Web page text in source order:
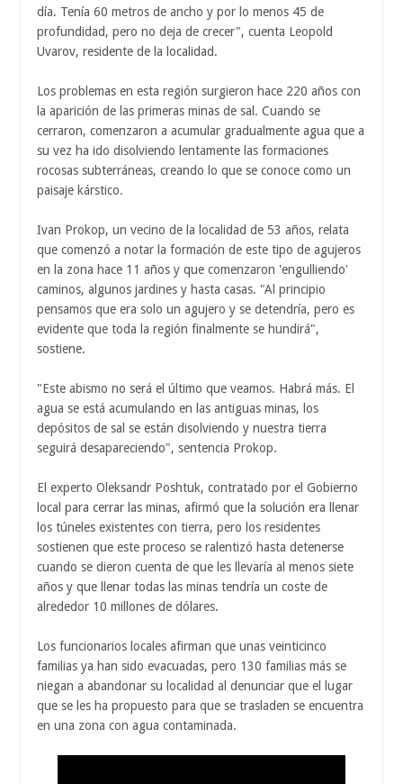
día. Tenía 60 metros de ancho y por lo menos 45 de
profundidad, pero no deja de crecer", cuenta Leopold
Uvarov, residente de la localidad.
Los problemas en esta región surgieron hace 220 años con
la aparición de las primeras minas de sal. Cuando se
cerraron, comenzaron a acumular gradualmente agua que a
su vez ha ido disolviendo lentamente las formaciones
rocosas subterráneas, creando lo que se conoce como un
paisaje kárstico.
Ivan Prokop, un vecino de la localidad de 53 años, relata
que comenzó a notar la formación de este tipo de agujeros
en la zona hace 11 años y que comenzaron 'engulliendo'
caminos, algunos jardines y hasta casas. "Al principio
pensamos que era solo un agujero y se detendría, pero es
evidente que toda la región finalmente se hundirá",
sostiene.
"Este abismo no será el último que veamos. Habrá más. El
agua se está acumulando en las antiguas minas, los
depósitos de sal se están disolviendo y nuestra tierra
seguirá desapareciendo", sentencia Prokop.
El experto Oleksandr Poshtuk, contratado por el Gobierno
local para cerrar las minas, afirmó que la solución era llenar
los túneles existentes con tierra, pero los residentes
sostienen que este proceso se ralentizó hasta detenerse
cuando se dieron cuenta de que les llevaría al menos siete
años y que llenar todas las minas tendría un coste de
alrededor 10 millones de dólares.
Los funcionarios locales afirman que unas veinticinco
familias ya han sido evacuadas, pero 130 familias más se
niegan a abandonar su localidad al denunciar que el lugar
que se les ha propuesto para que se trasladen se encuentra
en una zona con agua contaminada.